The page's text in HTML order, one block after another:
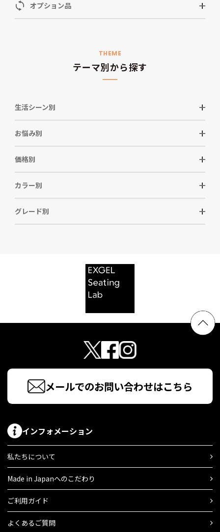
オプション品
THEME
テーマ別から探す
生活シーン別
お悩み別
価格別
カラー別
グレード別
メールでのお問い合わせはこちら
インフォメーション
私たちについて
Made in Japanへのこだわり
ご利用ガイド
よくあるご質問